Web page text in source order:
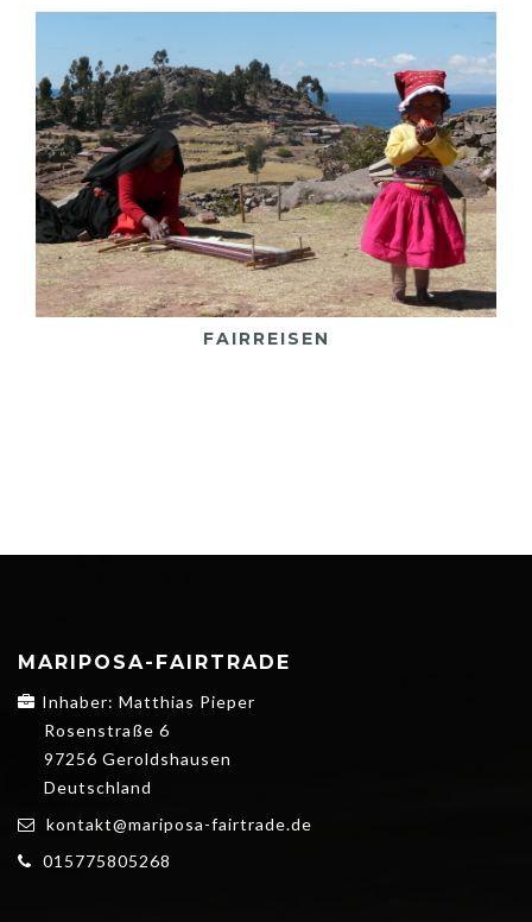
Fairreisen
Mehr darüber
FAIRREISEN
MARIPOSA-FAIRTRADE
Inhaber: Matthias Pieper
Rosenstraße 6
97256 Geroldshausen
Deutschland
kontakt@mariposa-fairtrade.de
015775805268